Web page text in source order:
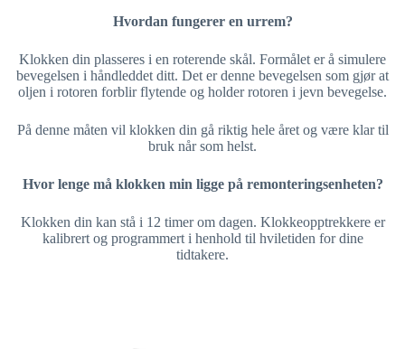
Hvordan fungerer en urrem?
Klokken din plasseres i en roterende skål. Formålet er å simulere
bevegelsen i håndleddet ditt. Det er denne bevegelsen som gjør at
oljen i rotoren forblir flytende og holder rotoren i jevn bevegelse.
På denne måten vil klokken din gå riktig hele året og være klar til
bruk når som helst.
Hvor lenge må klokken min ligge på remonteringsenheten?
Klokken din kan stå i 12 timer om dagen. Klokkeopptrekkere er
kalibrert og programmert i henhold til hviletiden for dine
tidtakere.